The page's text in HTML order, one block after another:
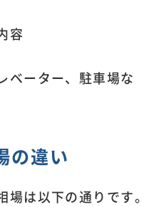
容
ベーター、駐車場な
の違い
は以下の通りです。